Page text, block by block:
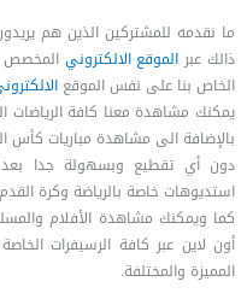
ما نقدمه للمشتركين الذين هم
ذالك عبر الموقع الالكتروني المخصص
الخاص بنا على نفس الموقع
يمكنك مشاهدة معنا كافة الرياضات
بالإضافة الى مشاهدة مباريات كأس
دون أي تقطيع وبسهولة جدا بعد
استديوهات خاصة بالرياضة وكرة
كما ويمكنك مشاهدة الأفلام
أون لاين عبر كافة الرسيفرات
المميزة والمختلفة.